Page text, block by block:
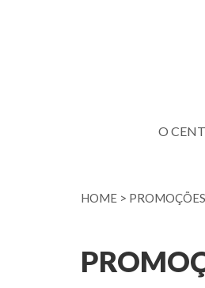
O
HOME > PROMOÇÕES